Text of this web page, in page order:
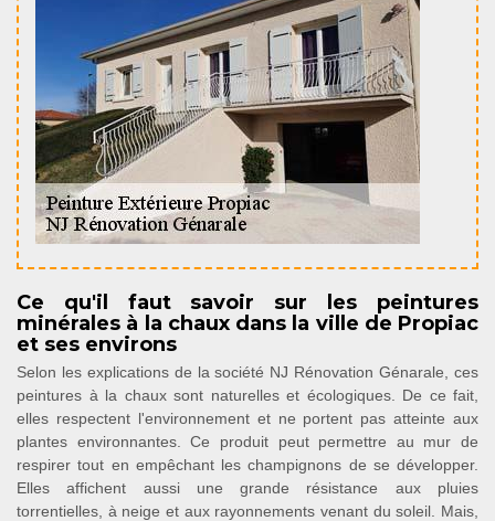
Ce qu'il faut savoir sur les peintures
minérales à la chaux dans la ville de Propiac
et ses environs
Selon les explications de la société NJ Rénovation Génarale, ces
peintures à la chaux sont naturelles et écologiques. De ce fait,
elles respectent l'environnement et ne portent pas atteinte aux
plantes environnantes. Ce produit peut permettre au mur de
respirer tout en empêchant les champignons de se développer.
Elles affichent aussi une grande résistance aux pluies
torrentielles, à neige et aux rayonnements venant du soleil. Mais,